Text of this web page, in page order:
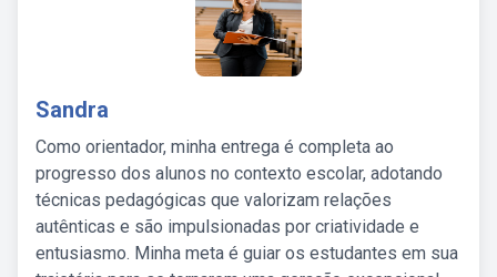
Sandra
Como orientador, minha entrega é completa ao
progresso dos alunos no contexto escolar, adotando
técnicas pedagógicas que valorizam relações
autênticas e são impulsionadas por criatividade e
entusiasmo. Minha meta é guiar os estudantes em sua